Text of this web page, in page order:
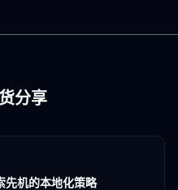
分享
先机的本地化策略